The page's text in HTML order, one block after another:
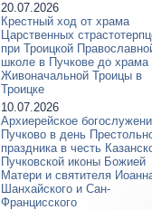
20.07.2026
Крестный ход от храма
Царственных
при Троицкой
школе в Пучкове до храма
Живоначальной Троицы в
Троицке
10.07.2026
Архиерейское
Пучково в день
праздника в честь
Пучковской иконы Божией
Матери и святителя
Шанхайского и Сан-
Францисского